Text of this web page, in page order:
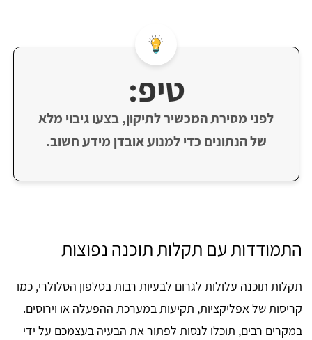
טיפ:
לפני מסירת המכשיר לתיקון, בצעו גיבוי מלא
של הנתונים כדי למנוע אובדן מידע חשוב.
התמודדות עם תקלות תוכנה נפוצות
תקלות תוכנה עלולות לגרום לבעיות רבות בטלפון הסלולרי, כמו
קריסות של אפליקציות, תקיעות במערכת ההפעלה או וירוסים.
במקרים רבים, תוכלו לנסות לפתור את הבעיה בעצמכם על ידי